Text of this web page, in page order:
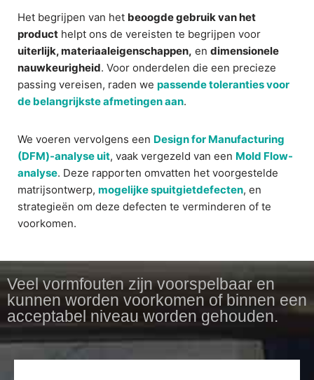
Het begrijpen van het beoogde gebruik van het
product helpt ons de vereisten te begrijpen voor
uiterlijk, materiaaleigenschappen, en dimensionele
nauwkeurigheid. Voor onderdelen die een precieze
passing vereisen, raden we passende toleranties voor
de belangrijkste afmetingen aan.
We voeren vervolgens een Design for Manufacturing
(DFM)-analyse uit, vaak vergezeld van een Mold Flow-
analyse. Deze rapporten omvatten het voorgestelde
matrijsontwerp, mogelijke spuitgietdefecten, en
strategieën om deze defecten te verminderen of te
voorkomen.
Veel vormfouten zijn voorspelbaar en
kunnen worden voorkomen of binnen een
acceptabel niveau worden gehouden.